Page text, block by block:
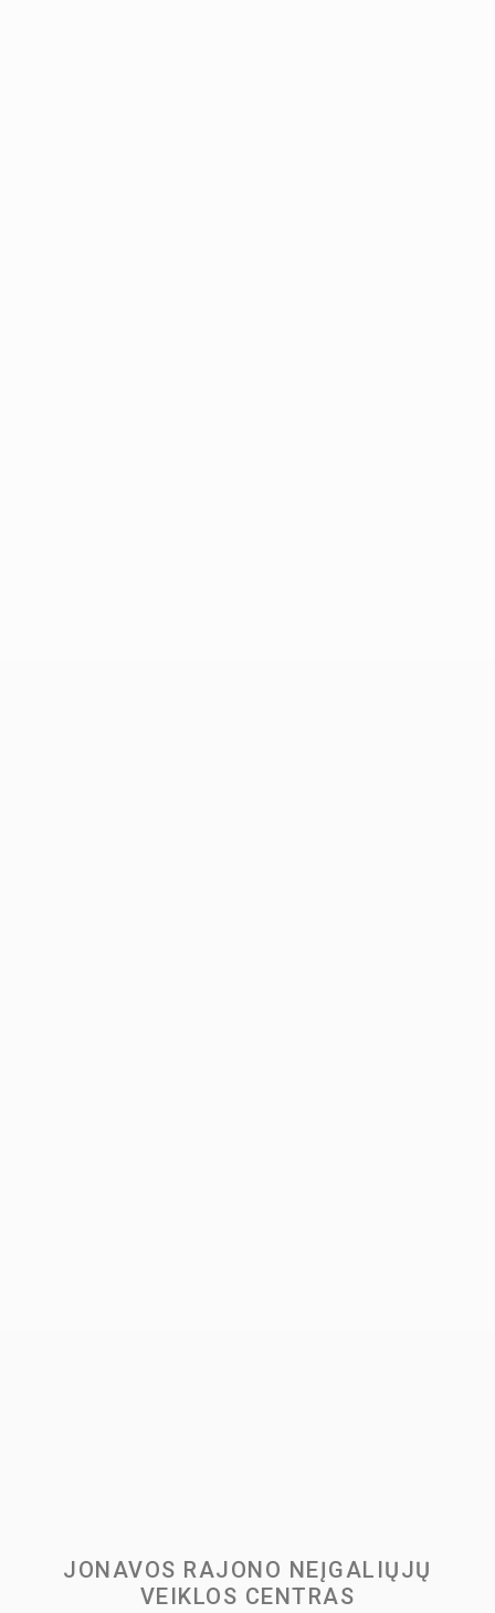
JONAVOS RAJONO NEĮGALIŲJŲ
VEIKLOS CENTRAS